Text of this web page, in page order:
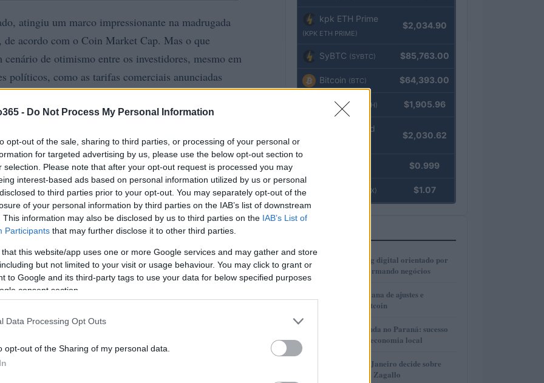
- Do Not Process My Personal Information
opt-out of the sale, sharing to third parties, or processing of your personal or
for targeted advertising by us, please use the below opt-out section to
selection. Please note that after your opt-out request is processed you may
interest-based ads based on personal information utilized by us or personal
to third parties prior to your opt-out. You may separately opt-out of the
of your personal information by third parties on the IAB’s list of downstream
This information may also be disclosed by us to third parties on the IAB’s List of
Participants that may further disclose it to other third parties.
that this website/app uses one or more Google services and may gather and store
but not limited to your visit or usage behaviour. You may click to grant or
to Google and its third-party tags to use your data for below specified purposes
consent section.
Data Processing Opt Outs
opt-out of the Sharing of my personal data.
atingiu um marco impressionante na madrugada
acordo com o Coin Market Cap. Mas o que
de otimismo entre os investidores, mesmo em
políticos, como as tarifas comerciais anunciadas
também estão influenciando essa dinâmica.
para o setor de criptomoedas, está
positivas sobre o futuro dos ativos digitais.
kpk ETH Prime
(KPK ETH PRIME)
$2,034.90
SyBTC (SYBTC) $85,763.00
Bitcoin (BTC) $64,393.00
Ethereum (ETH) $1,905.96
kpk ETH Yield
$2,030.62
$0.999
(USDEX) $1.07
1
Como o marketing digital orientado por
dados está transformando negócios
2
Real e cripto: semana de ajustes e
dominância de Bitcoin
3
Turismo de Lavanda no Paraná: sucesso
que movimenta a economia local
Justiça do Rio de Janeiro decide sobre
divisão de bens de Zagallo